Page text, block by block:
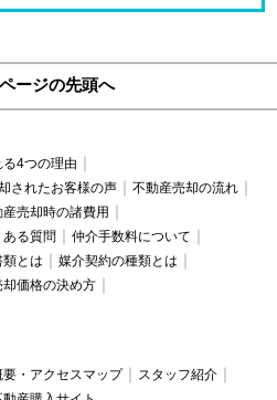
ージの先頭へ
る4つの理由
されたお客様の声
不動産売却の流れ
産売却時の諸費用
ある質問
仲介手数料について
とは
媒介契約の種類とは
価格の決め方
要・アクセスマップ
スタッフ紹介